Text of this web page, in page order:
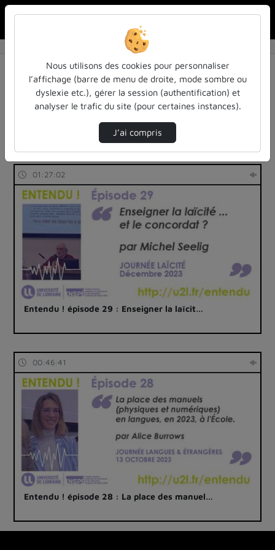
Résultats de la recherche
Filtres actifs (cliquer pour en retirer) :
entendu-des-confs-a-ecouter
colloques-et-conferences
universite-de-lorraine
2 vidéos trouvées
01:27:02
Entendu ! épisode 29 : Enseigner la laïcit…
00:46:41
Entendu ! épisode 28 : La place des manuel…
Nous utilisons des cookies pour personnaliser
l’affichage (barre de menu de droite, mode sombre ou
dyslexie etc.), gérer la session (authentification) et
analyser le trafic du site (pour certaines instances).
J’ai compris